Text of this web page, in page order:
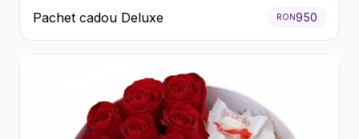
Pachet cadou Deluxe RON950